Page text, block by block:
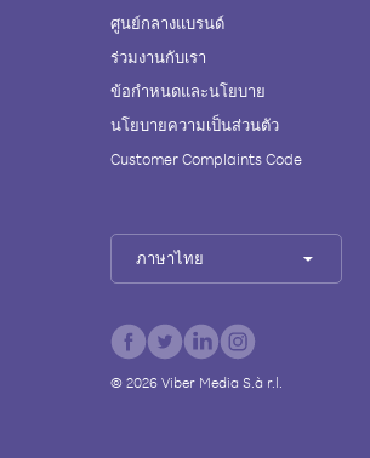
ศูนย์กลางแบรนด์
ร่วมงานกับเรา
ข้อกำหนดและนโยบาย
นโยบายความเป็นส่วนตัว
Customer Complaints Code
ภาษาไทย
© 2026Viber Media S.à r.l.